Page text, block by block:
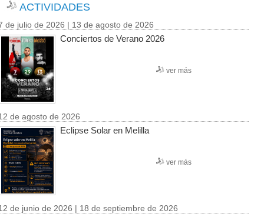
ACTIVIDADES
de julio de 2026 | 13 de agosto de 2026
Conciertos de Verano 2026
ver más
de agosto de 2026
Eclipse Solar en Melilla
ver más
de junio de 2026 | 18 de septiembre de 2026